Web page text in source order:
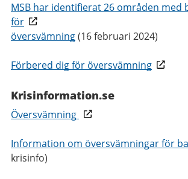
MSB har identifierat 26 områden med
för
översvämning(16 februari 2024)
Förbered dig för översvämning
Krisinformation.se
Översvämning
Information om översvämningar för
krisinfo)